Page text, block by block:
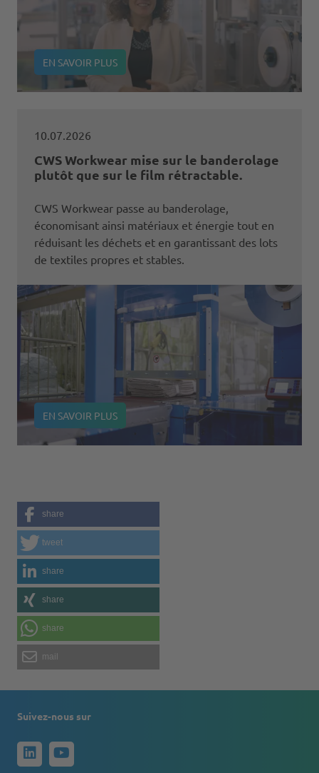
EN SAVOIR PLUS
10.07.2026
CWS Workwear mise sur le banderolage
plutôt que sur le film rétractable.
CWS Workwear passe au banderolage,
économisant ainsi matériaux et énergie tout en
réduisant les déchets et en garantissant des lots
de textiles propres et stables.
EN SAVOIR PLUS
share
tweet
share
share
share
mail
Suivez-nous sur